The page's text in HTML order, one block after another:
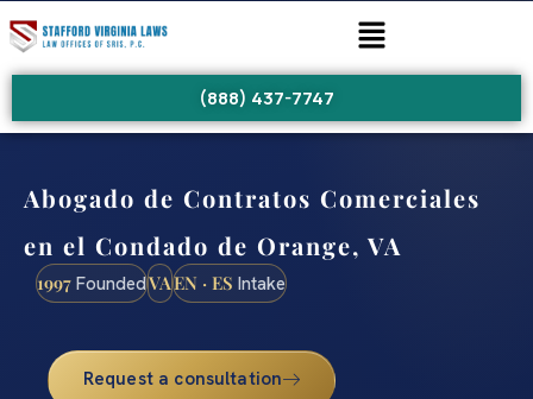
(888) 437-7747
Abogado de Contratos Comerciales
en el Condado de Orange, VA
1997 FoundedVAEN · ES Intake
Request a consultation